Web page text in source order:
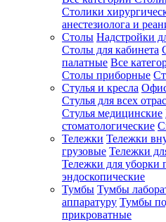
Столики
анестезиолога и
Столы Надстройки
Столы для кабинета
палатные Все
Столы приборные
Стулья и кресла
Стулья для всех
Стулья медицинские
стоматологические
Тележки Тележки
грузовые Тележки
Тележки для уборки
эндоскопические
Тумбы Тумбы
аппаратуру Тумбы
прикроватные